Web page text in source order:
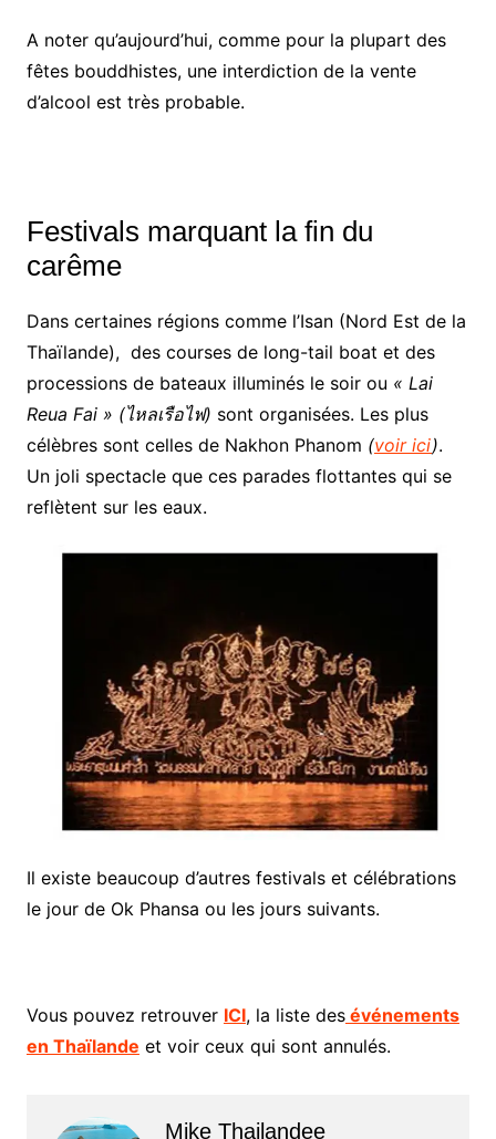
A noter qu’aujourd’hui, comme pour la plupart des
fêtes bouddhistes, une interdiction de la vente
d’alcool est très probable.
Festivals marquant la fin du
carême
Dans certaines régions comme l’Isan (Nord Est de la
Thaïlande), des courses de long-tail boat et des
processions de bateaux illuminés le soir ou « Lai
Reua Fai » (ไหลเรือไฟ) sont organisées. Les plus
célèbres sont celles de Nakhon Phanom (voir ici).
Un joli spectacle que ces parades flottantes qui se
reflètent sur les eaux.
Il existe beaucoup d’autres festivals et célébrations
le jour de Ok Phansa ou les jours suivants.
Vous pouvez retrouver ICI, la liste desévénements
en Thaïlande et voir ceux qui sont annulés.
Mike Thailandee